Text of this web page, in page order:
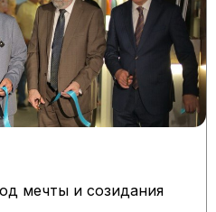
мечты и созидания